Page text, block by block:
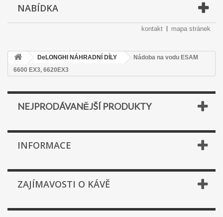
NABÍDKA
kontakt mapa stránek
DeLONGHI NÁHRADNÍ DÍLY
Nádoba na vodu ESAM
6600 EX3, 6620EX3
NEJPRODÁVANĚJŠÍ PRODUKTY
INFORMACE
ZAJÍMAVOSTI O KÁVĚ